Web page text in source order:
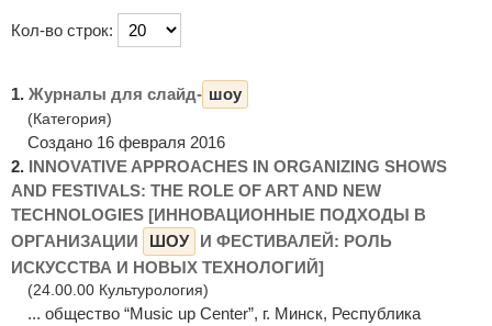
Кол-во строк:
1. Журналы для слайд- шоу
(Категория)
Создано 16 февраля 2016
2. INNOVATIVE APPROACHES IN ORGANIZING SHOWS
AND FESTIVALS: THE ROLE OF ART AND NEW
TECHNOLOGIES [ИННОВАЦИОННЫЕ ПОДХОДЫ В
ОРГАНИЗАЦИИ
ШОУ
И ФЕСТИВАЛЕЙ: РОЛЬ
ИСКУССТВА И НОВЫХ ТЕХНОЛОГИЙ]
(24.00.00 Культурология)
... общество “Music up Center”, г. Минск, Республика